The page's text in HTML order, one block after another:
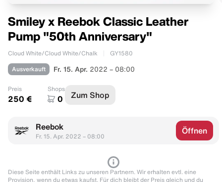
Smiley x Reebok Classic Leather
Pump "50th Anniversary"
Cloud White/Cloud White/Chalk GY1580
Ausverkauft Fr. 15. Apr. 2022 – 08:00
Preis
250 €
Shops
0 Zum Shop
Reebok
Fr. 15. Apr. 2022 – 08:00
Öffnen
Diese Seite enthält Links zu unseren Partnern. Wir erhalten evtl. eine
Provision, wenn du etwas kaufst. Für dich bleibt der Preis gleich und du